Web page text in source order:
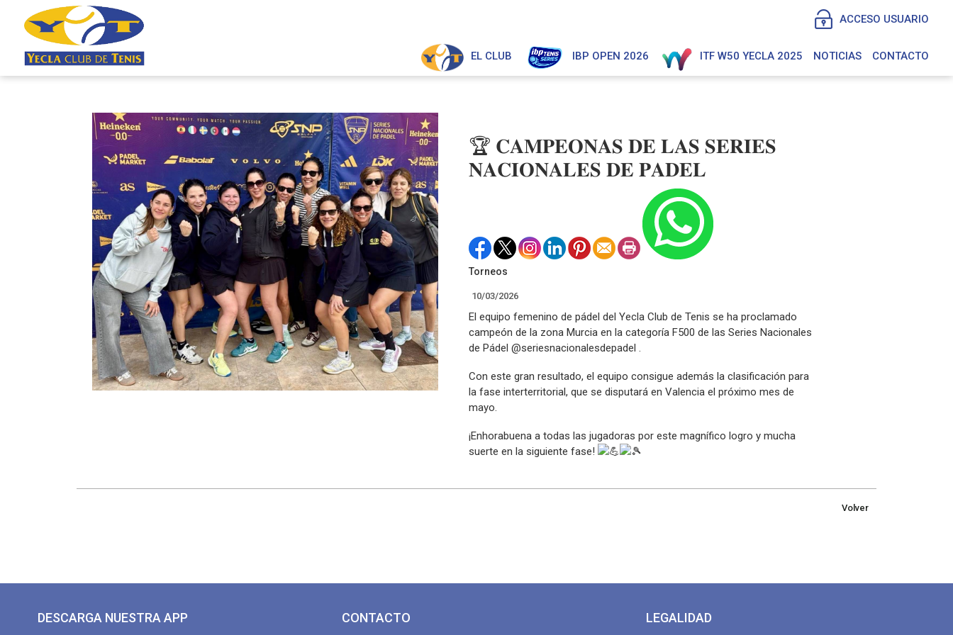
ACCESO USUARIO
EL CLUB IBP OPEN 2026 ITF W50 YECLA 2025 NOTICIAS CONTACTO
🏆 𝐂𝐀𝐌𝐏𝐄𝐎𝐍𝐀𝐒 𝐃𝐄 𝐋𝐀𝐒 𝐒𝐄𝐑𝐈𝐄𝐒
𝐍𝐀𝐂𝐈𝐎𝐍𝐀𝐋𝐄𝐒 𝐃𝐄 𝐏𝐀𝐃𝐄𝐋
Torneos
10/03/2026
El equipo femenino de pádel del Yecla Club de Tenis se ha proclamado
campeón de la zona Murcia en la categoría F500 de las Series Nacionales
de Pádel @seriesnacionalesdepadel .
Con este gran resultado, el equipo consigue además la clasificación para
la fase interterritorial, que se disputará en Valencia el próximo mes de
mayo.
¡Enhorabuena a todas las jugadoras por este magnífico logro y mucha
suerte en la siguiente fase!
Volver
DESCARGA NUESTRA APP CONTACTO LEGALIDAD